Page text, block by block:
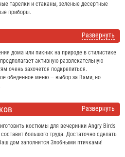
тарелки и стаканы, зеленые десертные
приборы.
Развернуть
дома или пикник на природе в стилистике
активную развлекательную
очень захочется подкрепиться.
обеденное меню — выбор за Вами, но
Развернуть
костюмы для вечеринки Angry Birds
составит большого труда. Достаточно сделать
дом заполнится Злобными птичками!